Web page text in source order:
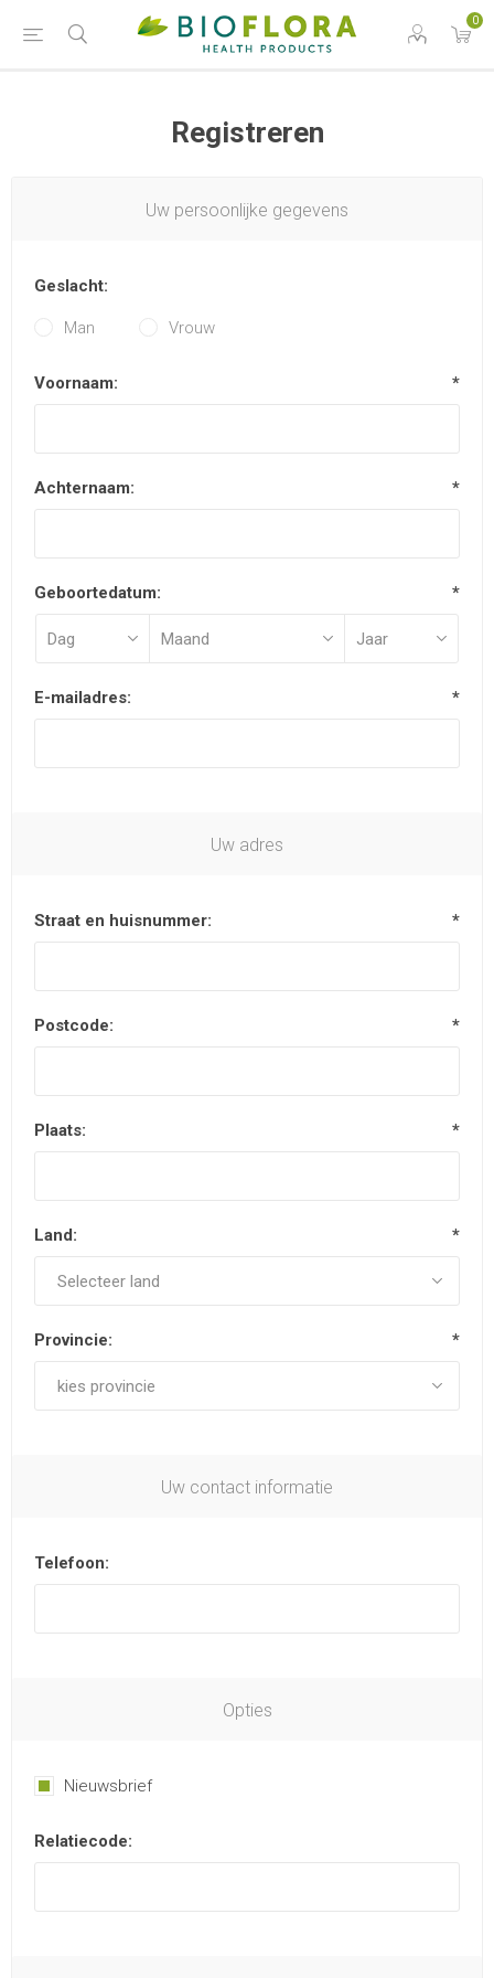
0
Registreren
Uw persoonlijke gegevens
Geslacht:
Man Vrouw
Voornaam: *
Achternaam: *
Geboortedatum: *
E-mailadres: *
Uw adres
Straat en huisnummer: *
Postcode: *
Plaats: *
Land: *
Provincie: *
Uw contact informatie
Telefoon:
Opties
Nieuwsbrief
Relatiecode: